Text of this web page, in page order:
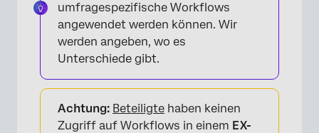
umfragespezifische Workflows
angewendet werden können. Wir
werden angeben, wo es
Unterschiede gibt.
Achtung: Beteiligte haben keinen
Zugriff auf Workflows in einem EX-